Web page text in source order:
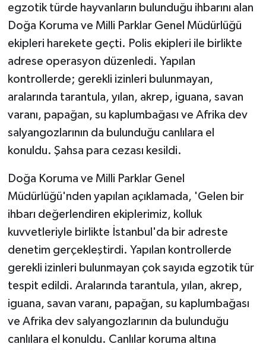
egzotik türde hayvanların bulunduğu ihbarını alan
Doğa Koruma ve Milli Parklar Genel Müdürlüğü
ekipleri harekete geçti. Polis ekipleri ile birlikte
adrese operasyon düzenledi. Yapılan
kontrollerde; gerekli izinleri bulunmayan,
aralarında tarantula, yılan, akrep, iguana, savan
varanı, papağan, su kaplumbağası ve Afrika dev
salyangozlarının da bulunduğu canlılara el
konuldu. Şahsa para cezası kesildi.
Doğa Koruma ve Milli Parklar Genel
Müdürlüğü'nden yapılan açıklamada, 'Gelen bir
ihbarı değerlendiren ekiplerimiz, kolluk
kuvvetleriyle birlikte İstanbul'da bir adreste
denetim gerçekleştirdi. Yapılan kontrollerde
gerekli izinleri bulunmayan çok sayıda egzotik tür
tespit edildi. Aralarında tarantula, yılan, akrep,
iguana, savan varanı, papağan, su kaplumbağası
ve Afrika dev salyangozlarının da bulunduğu
canlılara el konuldu. Canlılar koruma altına